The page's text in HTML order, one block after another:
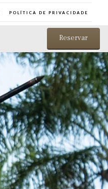
POLÍTICA DE PRIVACIDADE
Reservar